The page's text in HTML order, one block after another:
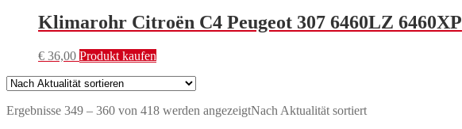
Klimarohr Citroën C4 Peugeot 307 6460LZ 6460XP
€ 36,00 Produkt kaufen
Ergebnisse 349 – 360 von 418 werden angezeigtNach Aktualität sortiert